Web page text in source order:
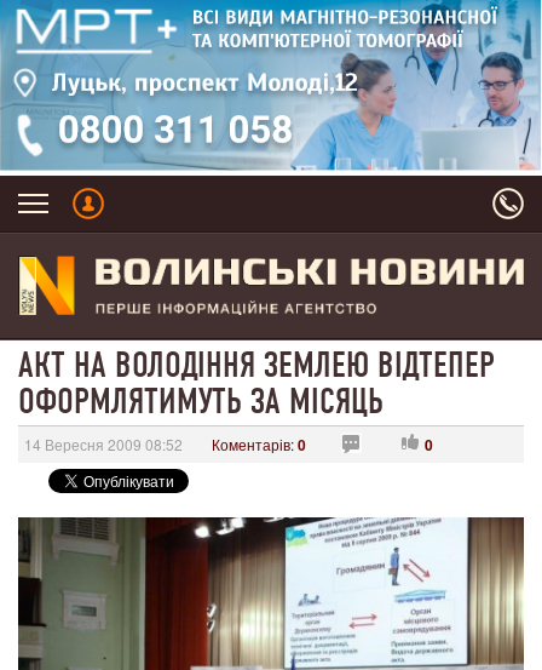
АКТ НА ВОЛОДІННЯ ЗЕМЛЕЮ ВІДТЕПЕР
ОФОРМЛЯТИМУТЬ ЗА МІСЯЦЬ
14 Вересня 2009 08:52 Коментарів:0 0